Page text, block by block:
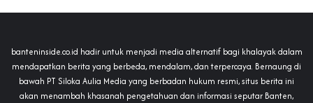
banteninside.co.id hadir untuk menjadi media alternatif bagi khalayak dalam
mendapatkan berita yang berbeda, mendalam, dan terpercaya. Bernaung di
bawah PT Siloka Aulia Media yang berbadan hukum resmi, situs berita ini
akan menambah khasanah pengetahuan dan informasi seputar Banten,